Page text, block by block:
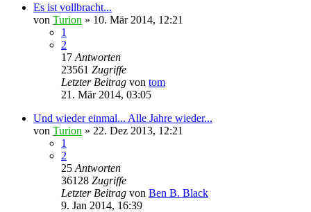
Es ist vollbracht...
von Turion » 10. Mär 2014, 12:21
1
2
17 Antworten
23561 Zugriffe
Letzter Beitrag von tom
21. Mär 2014, 03:05
Und wieder einmal... Alle Jahre wieder...
von Turion » 22. Dez 2013, 12:21
1
2
25 Antworten
36128 Zugriffe
Letzter Beitrag von Ben B. Black
9. Jan 2014, 16:39